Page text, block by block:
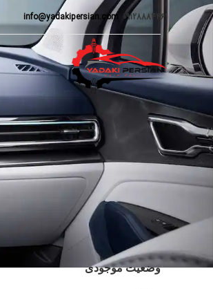
09128884461
info@yadakipersian.com
وضعیت موجودی